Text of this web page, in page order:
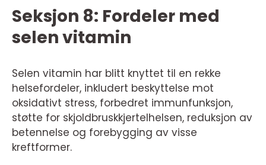
Seksjon 8: Fordeler med
selen vitamin
Selen vitamin har blitt knyttet til en rekke
helsefordeler, inkludert beskyttelse mot
oksidativt stress, forbedret immunfunksjon,
støtte for skjoldbruskkjertelhelsen, reduksjon av
betennelse og forebygging av visse
kreftformer.